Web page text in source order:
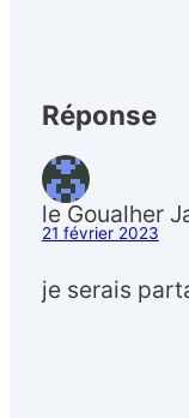
Réponse
le Goualher
21 février 2023
je serais